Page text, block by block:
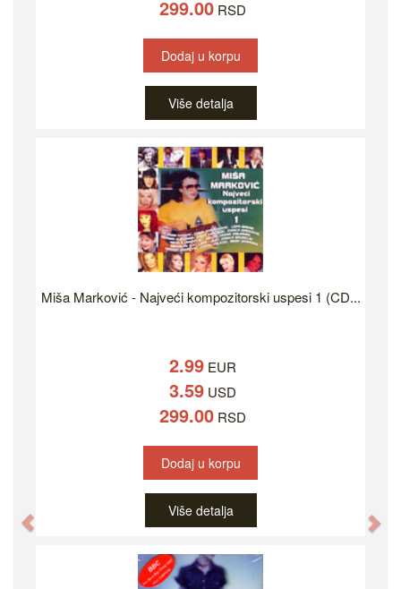
299.00 RSD
Dodaj u korpu
Više detalja
Miša Marković - Najveći kompozitorski uspesi 1 (CD...
2.99 EUR
3.59 USD
299.00 RSD
Dodaj u korpu
Više detalja